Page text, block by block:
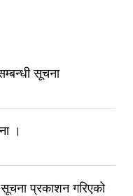
सूचना
।
प्रकाशन गरिएको